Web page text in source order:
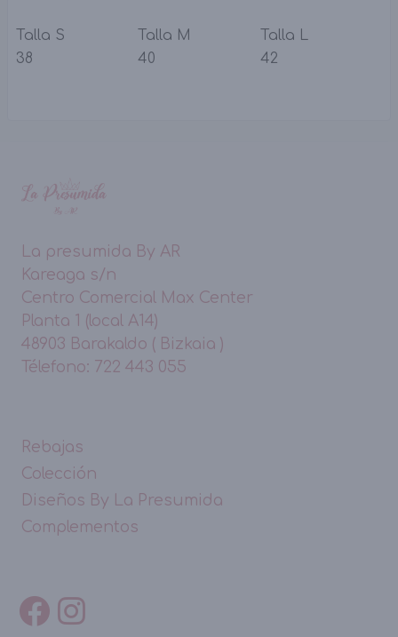
Talla S Talla M
Talla L
38
40 42
La presumida By AR
Kareaga s/n
Centro Comercial Max Center
Planta 1 (local A14)
48903 Barakaldo ( Bizkaia )
Télefono: 722 443 055
Rebajas
Colección
Diseños By La Presumida
Complementos